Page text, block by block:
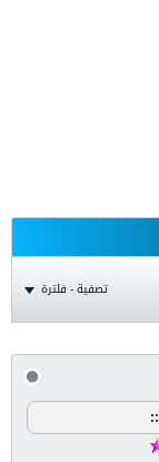
تصفية - فلترة